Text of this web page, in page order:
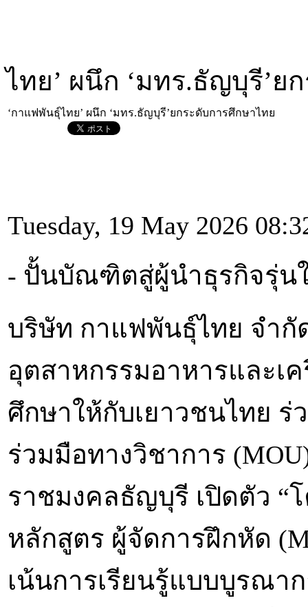
ไทย’ ผนึก ‘มทร.ธัญบุรี’ย
‘กาแฟพันธุ์ไทย’ ผนึก ‘มทร.ธัญบุรี’ยกระดับการศึกษาไทย
Tuesday, 19 May 2026
- ปั้นบัณฑิตสู่ผู้นำธุรกิจรุ่น
บริษัท กาแฟพันธุ์ไทย จำกั
อุตสาหกรรมอาหารและเ
ศึกษาให้กับเยาวชนไทย
ร่วมมือทางวิชาการ
ราชมงคลธัญบุรี เปิดตัว “
หลักสูตร ผู้จัดการฝึกหัด
เน้นการเรียนรู้แบบบูรณา